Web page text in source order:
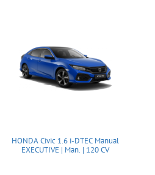
HONDA Civic 1.6 i-DTEC Manual
EXECUTIVE | Man. | 120 CV